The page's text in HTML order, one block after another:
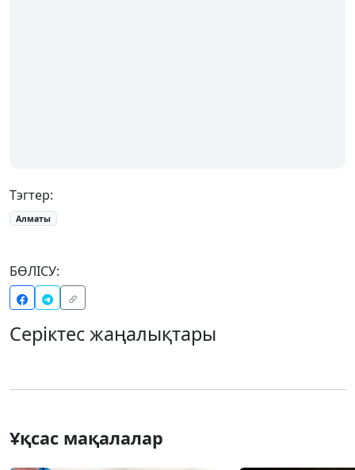
Тэгтер:
Алматы
БӨЛІСУ:
Серіктес жаңалықтары
Ұқсас мақалалар